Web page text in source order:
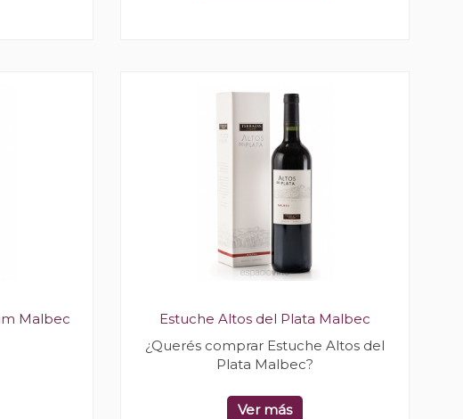
Malbec
Estuche Altos del Plata Malbec
¿Querés comprar Estuche Altos del
Plata Malbec?
Ver más